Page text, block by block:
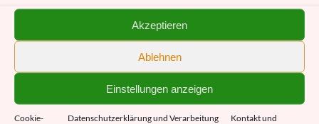
Akzeptieren
Ablehnen
Einstellungen anzeigen
Cookie- Datenschutzerklärung und Verarbeitung Kontakt und
Details
26. Dezember 2025 14:00